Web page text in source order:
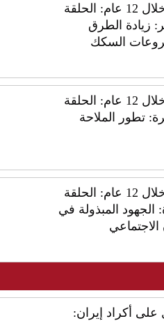
مسيرة تركيا خلال 12 عام: الحلقة
زيادة الطرق
السكك
مسيرة تركيا خلال 12 عام: الحلقة
تطور الملاحة
مسيرة تركيا خلال 12 عام: الحلقة
الجهود المبذولة في
على أكراد إيران: